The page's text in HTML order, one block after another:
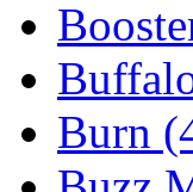
Burn